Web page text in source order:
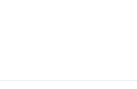
2026